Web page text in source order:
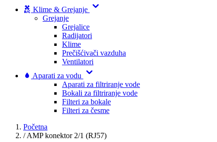
Klime & Grejanje
Grejanje
Grejalice
Radijatori
Klime
Prečišćivači vazduha
Ventilatori
Aparati za vodu
Aparati za filtriranje vode
Bokali za filtriranje vode
Filteri za bokale
Filteri za česme
Početna
/ AMP konektor 2/1 (RJ57)